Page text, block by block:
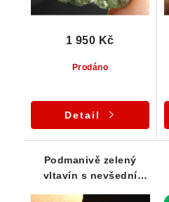
Prodáno
1 950 Kč
Detail
Podmanivě zelený
vltavín s nevšední